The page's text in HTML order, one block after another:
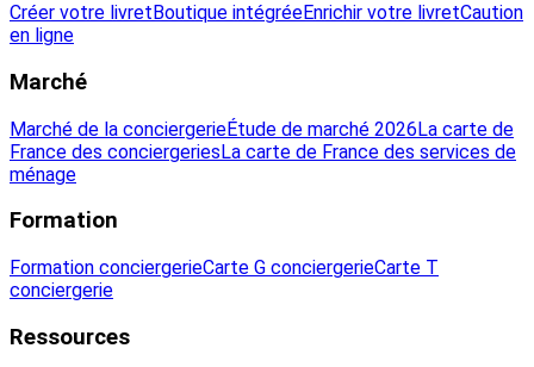
Créer votre livretBoutique intégréeEnrichir votre livretCaution
en ligne
Marché
Marché de la conciergerieÉtude de marché 2026La carte de
France des conciergeriesLa carte de France des services de
ménage
Formation
Formation conciergerieCarte G conciergerieCarte T
conciergerie
Ressources